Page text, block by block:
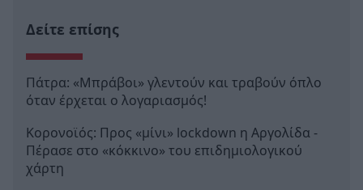
Δείτε επίσης
Πάτρα: «Μπράβοι» γλεντούν και τραβούν όπλο
όταν έρχεται ο λογαριασμός!
Κορονοϊός: Προς «μίνι» lockdown η Αργολίδα -
Πέρασε στο «κόκκινο» του επιδημιολογικού
χάρτη